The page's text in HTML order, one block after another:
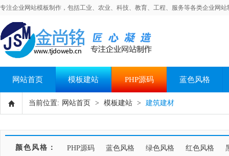
专注企业网站模板制作，包括工业、农业、科技、教育、工程、服务等各类企业网站
网站首页 模板建站 PHP源码 蓝色风格
当前位置: 网站首页 > 模板建站 > 建筑建材
颜色风格： PHP源码 蓝色风格 绿色风格 红色风格